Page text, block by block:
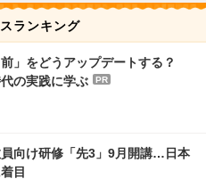
ランキング
」をどうアップデートする？
の実践に学ぶ
PR
向け研修「先3」9月開講…日本
目